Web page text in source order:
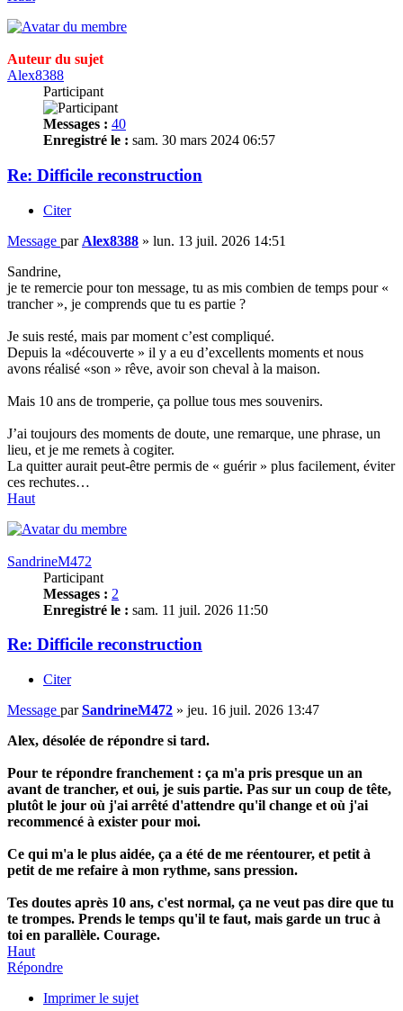
Auteur du sujet
Alex8388
Participant
Messages : 40
Enregistré le : sam. 30 mars 2024 06:57
Re: Difficile reconstruction
Citer
Message par Alex8388 » lun. 13 juil. 2026 14:51
Sandrine,
je te remercie pour ton message, tu as mis combien de temps pour «
trancher », je comprends que tu es partie ?
Je suis resté, mais par moment c’est compliqué.
Depuis la «découverte » il y a eu d’excellents moments et nous
avons réalisé «son » rêve, avoir son cheval à la maison.
Mais 10 ans de tromperie, ça pollue tous mes souvenirs.
J’ai toujours des moments de doute, une remarque, une phrase, un
lieu, et je me remets à cogiter.
La quitter aurait peut-être permis de « guérir » plus facilement, éviter
ces rechutes…
Haut
SandrineM472
Participant
Messages : 2
Enregistré le : sam. 11 juil. 2026 11:50
Re: Difficile reconstruction
Citer
Message parSandrineM472 » jeu. 16 juil. 2026 13:47
Alex, désolée de répondre si tard.
Pour te répondre franchement : ça m'a pris presque un an
avant de trancher, et oui, je suis partie. Pas sur un coup de tête,
plutôt le jour où j'ai arrêté d'attendre qu'il change et où j'ai
recommencé à exister pour moi.
Ce qui m'a le plus aidée, ça a été de me réentourer, et petit à
petit de me refaire à mon rythme, sans pression.
Tes doutes après 10 ans, c'est normal, ça ne veut pas dire que tu
te trompes. Prends le temps qu'il te faut, mais garde un truc à
toi en parallèle. Courage.
Haut
Répondre
Imprimer le sujet